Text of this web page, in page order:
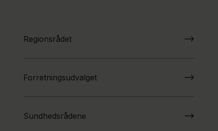
Sjælland
Region
Hovedstaden
Nyheder
Regionsrådet
Forretningsudvalget
Sundhedsrådene